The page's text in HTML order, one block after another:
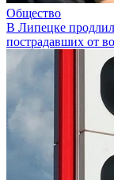
Общество
В Липецке
пострадавших от